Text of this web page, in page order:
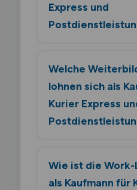
Express und
Welche
lohnen sich als
Kurier Express
Wie ist die
als Kaufmann für